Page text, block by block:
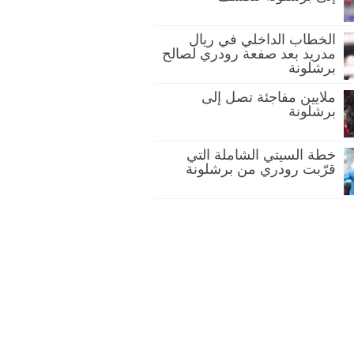
الخطاب الداخلي في ريال
مدريد بعد صفعة رودري لصالح
برشلونة
ملايين مفاجئة تصل إلى
برشلونة
خطة السيتي الشاملة التي
قرّبت رودري من برشلونة